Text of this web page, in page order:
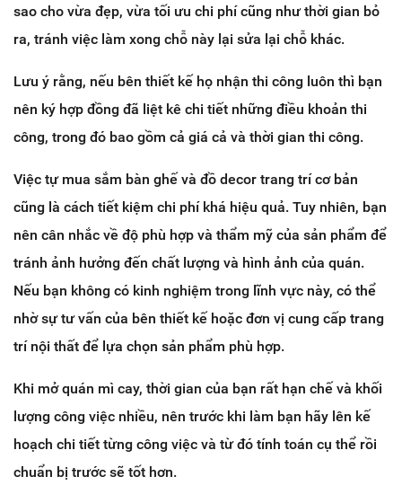
sao cho vừa đẹp, vừa tối ưu chi phí cũng như thời gian bỏ
ra, tránh việc làm xong chỗ này lại sửa lại chỗ khác.
Lưu ý rằng, nếu bên thiết kế họ nhận thi công luôn thì bạn
nên ký hợp đồng đã liệt kê chi tiết những điều khoản thi
công, trong đó bao gồm cả giá cả và thời gian thi công.
Việc tự mua sắm bàn ghế và đồ decor trang trí cơ bản
cũng là cách tiết kiệm chi phí khá hiệu quả. Tuy nhiên, bạn
nên cân nhắc về độ phù hợp và thẩm mỹ của sản phẩm để
tránh ảnh hưởng đến chất lượng và hình ảnh của quán.
Nếu bạn không có kinh nghiệm trong lĩnh vực này, có thể
nhờ sự tư vấn của bên thiết kế hoặc đơn vị cung cấp trang
trí nội thất để lựa chọn sản phẩm phù hợp.
Khi mở quán mì cay, thời gian của bạn rất hạn chế và khối
lượng công việc nhiều, nên trước khi làm bạn hãy lên kế
hoạch chi tiết từng công việc và từ đó tính toán cụ thể rồi
chuẩn bị trước sẽ tốt hơn.